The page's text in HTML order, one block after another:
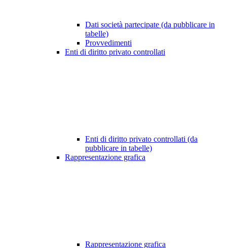
Dati società partecipate (da pubblicare in
tabelle)
Provvedimenti
Enti di diritto privato controllati
Enti di diritto privato controllati (da
pubblicare in tabelle)
Rappresentazione grafica
Rappresentazione grafica